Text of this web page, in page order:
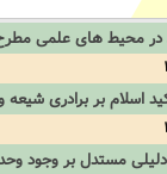
در محیط های علمی
اسلام بر برادری شیعه
مستدل بر وجود